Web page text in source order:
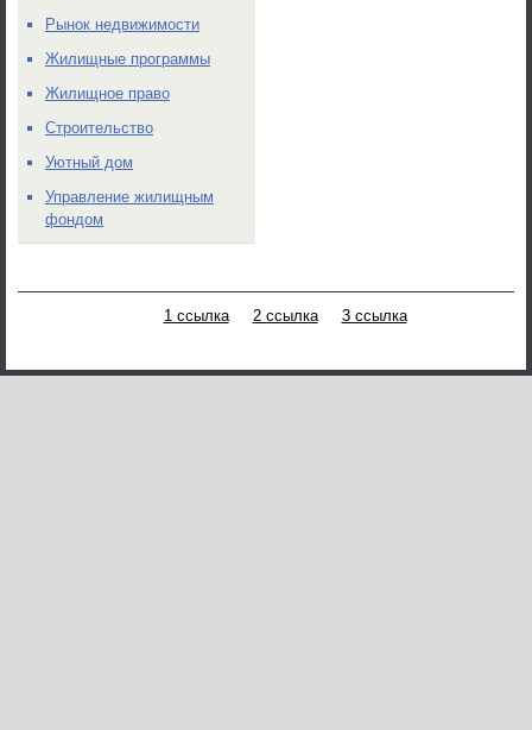
Рынок недвижимости
Жилищные программы
Жилищное право
Строительство
Уютный дом
Управление жилищным
фондом
1 ссылка 2 ссылка 3 ссылка